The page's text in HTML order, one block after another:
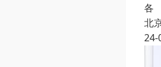
各
北
24-